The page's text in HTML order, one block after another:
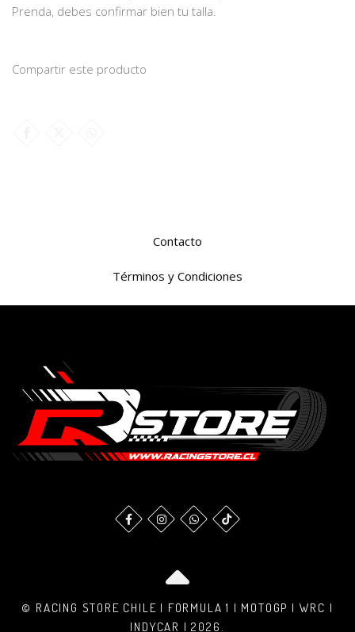
Prenda, debes confirmar bien tu talla.
Compartir este producto
Contacto
Términos y Condiciones
© RACING STORE CHILE | FORMULA 1 | MOTOGP | WRC |
INDYCAR | 2026.